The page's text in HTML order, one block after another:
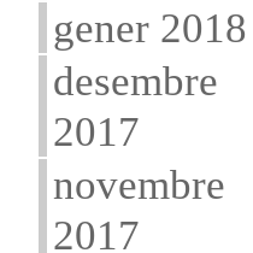
gener 2018
desembre
2017
novembre
2017